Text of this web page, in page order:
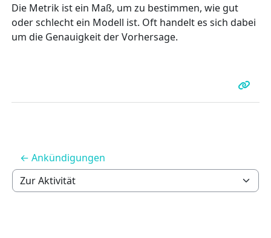
Die Metrik ist ein Maß, um zu bestimmen, wie gut
oder schlecht ein Modell ist. Oft handelt es sich dabei
um die Genauigkeit der Vorhersage.
← Ankündigungen
Zur Aktivität